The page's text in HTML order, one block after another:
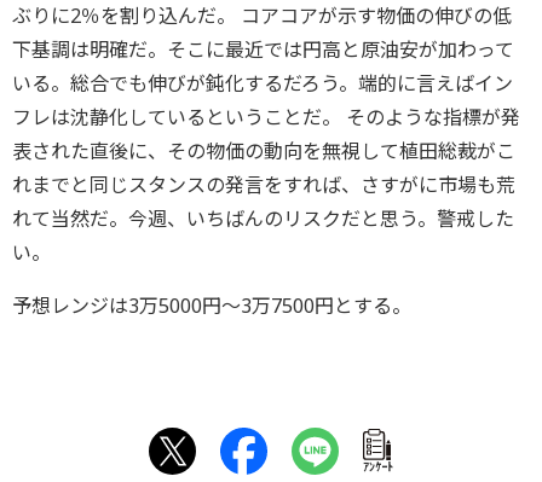
ぶりに2％を割り込んだ。 コアコアが示す物価の伸びの低
下基調は明確だ。 そこに最近では円高と原油安が加わって
いる。 総合でも伸びが鈍化するだろう。 端的に言えばイン
フレは沈静化しているということだ。 そのような指標が発
表された直後に、 その物価の動向を無視して植田総裁がこ
れまでと同じスタンスの発言をすれば、さすがに市場も荒
れて当然だ。今週、 いちばんのリスクだと思う。警戒した
い。
予想レンジは3万5000円～3万7500円とする。
ｱﾝｹｰﾄ